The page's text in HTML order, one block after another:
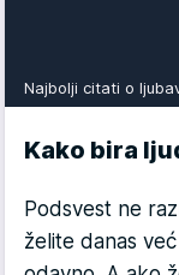
Najbolji citati o
Kako bira
Podsvest ne
želite danas